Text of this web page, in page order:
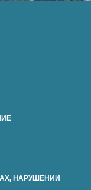
НАРУШЕНИИ